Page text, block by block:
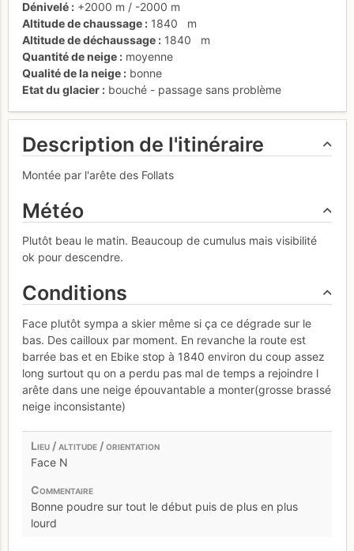
Dénivelé
+2000 m / -2000 m
Altitude de chaussage
1840
m
Altitude de déchaussage
1840
m
Quantité de neige
moyenne
Qualité de la neige
bonne
Etat du glacier
bouché - passage sans problème
Description de l'itinéraire
Montée par l'arête des Follats
Météo
Plutôt beau le matin. Beaucoup de cumulus mais visibilité
ok pour descendre.
Conditions
Face plutôt sympa a skier même si ça ce dégrade sur le
bas. Des cailloux par moment. En revanche la route est
barrée bas et en Ebike stop à 1840 environ du coup assez
long surtout qu on a perdu pas mal de temps a rejoindre l
arête dans une neige épouvantable a monter(grosse brassé
neige inconsistante)
Face N
Bonne poudre sur tout le début puis de plus en plus
lourd